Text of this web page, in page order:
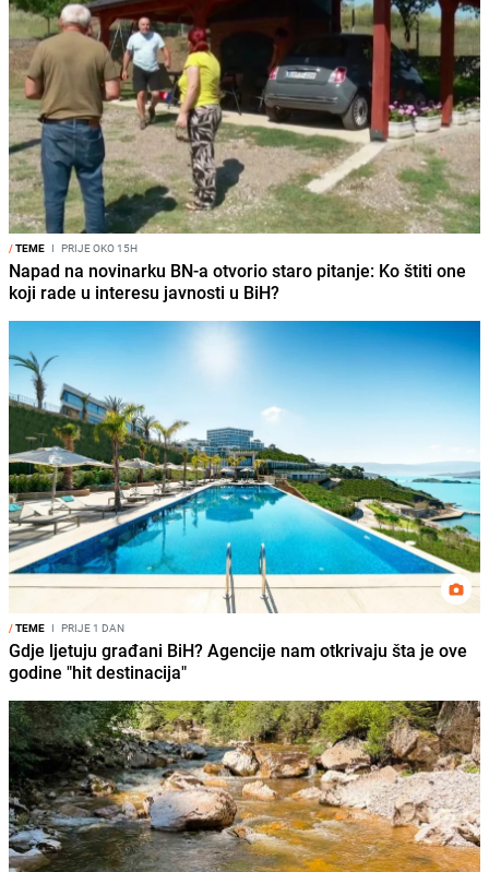
/TEME I PRIJE OKO 15H
Napad na novinarku BN-a otvorio staro pitanje: Ko štiti one
koji rade u interesu javnosti u BiH?
/TEME I PRIJE 1 DAN
Gdje ljetuju građani BiH? Agencije nam otkrivaju šta je ove
godine "hit destinacija"